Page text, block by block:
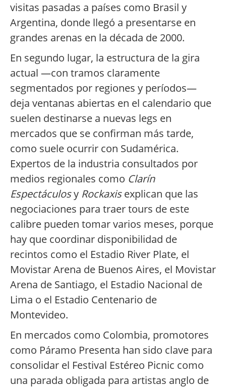
visitas pasadas a países como Brasil y
Argentina, donde llegó a presentarse en
grandes arenas en la década de 2000.
En segundo lugar, la estructura de la gira
actual —con tramos claramente
segmentados por regiones y períodos—
deja ventanas abiertas en el calendario que
suelen destinarse a nuevas legs en
mercados que se confirman más tarde,
como suele ocurrir con Sudamérica.
Expertos de la industria consultados por
medios regionales como Clarín
Espectáculosy Rockaxisexplican que las
negociaciones para traer tours de este
calibre pueden tomar varios meses, porque
hay que coordinar disponibilidad de
recintos como el Estadio River Plate, el
Movistar Arena de Buenos Aires, el Movistar
Arena de Santiago, el Estadio Nacional de
Lima o el Estadio Centenario de
Montevideo.
En mercados como Colombia, promotores
como Páramo Presenta han sido clave para
consolidar el Festival Estéreo Picnic como
una parada obligada para artistas anglo de